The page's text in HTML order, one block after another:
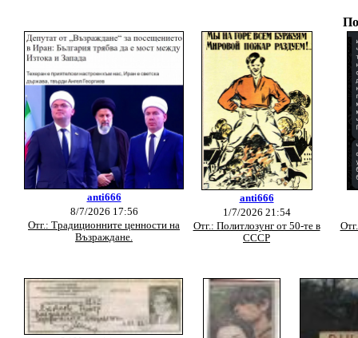
anti666
8/7/2026 17:56
Отг.: Традиционните ценности на
Възраждане.
anti666
1/7/2026 21:54
Отг.: Политлозунг от 50-те в
СССР